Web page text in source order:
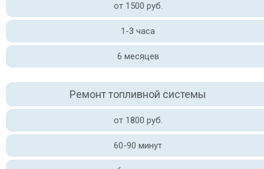
от 1500 руб.
1-3 часа
6 месяцев
Ремонт топливной системы
от 1800 руб.
60-90 минут